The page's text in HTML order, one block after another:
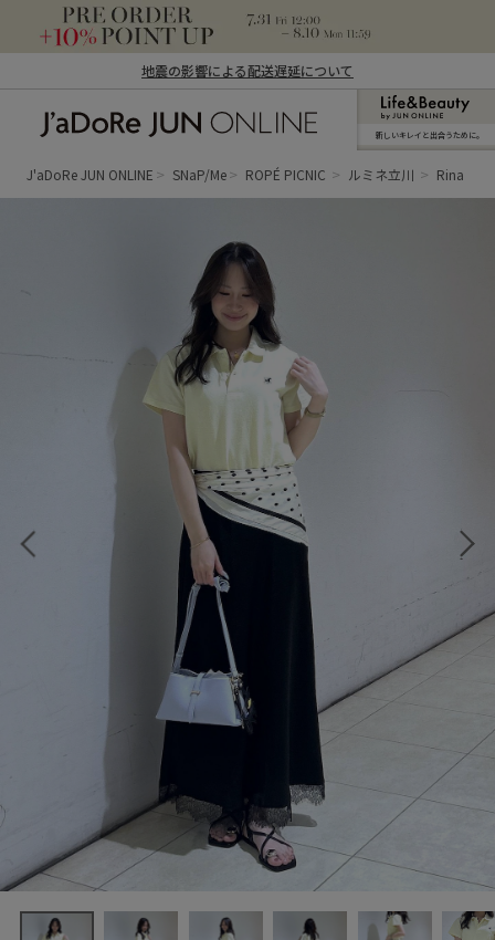
地震の影響による配送遅延について
ン オンライン）
新しいキレイと出合うために。
J'aDoRe JUN ONLINE SNaP/Me ROPÉ PICNIC ルミネ立川 Rina